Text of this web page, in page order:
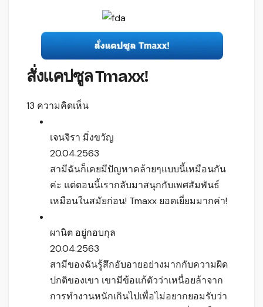
สั่งแคปซูล Tmaxx!
13 ความคิดเห็น
เจนจิรา มิ่งขวัญ
20.04.2563
สามีฉันก็เคยมีปัญหาคล้ายๆแบบนี้เหมือนกัน
ค่ะ แต่ตอนนี้เรากลับมาสนุกกับเพศสัมพันธ์
เหมือนในสมัยก่อน! Tmaxx ยอดเยี่ยมมากค่า!
ผานิต อยู่กอบกุล
20.04.2563
สามีของฉันรู้สึกอับอายอย่างมากกับความผิด
ปกติของเขา เขามีข้อแก้ตัวว่าเหนื่อยล้าจาก
การทำงานหนักเกินไปเพื่อไม่อยากยอมรับว่า